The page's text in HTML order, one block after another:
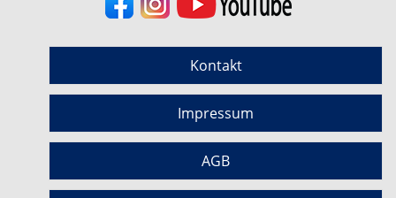
Kontakt
Impressum
AGB